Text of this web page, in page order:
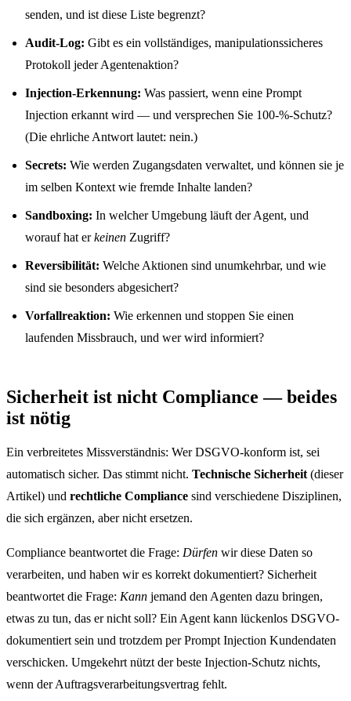
senden, und ist diese Liste begrenzt?
Audit-Log: Gibt es ein vollständiges, manipulationssicheres
Protokoll jeder Agentenaktion?
Injection-Erkennung: Was passiert, wenn eine Prompt
Injection erkannt wird — und versprechen Sie 100-%-Schutz?
(Die ehrliche Antwort lautet: nein.)
Secrets: Wie werden Zugangsdaten verwaltet, und können sie je
im selben Kontext wie fremde Inhalte landen?
Sandboxing: In welcher Umgebung läuft der Agent, und
worauf hat erkeinen Zugriff?
Reversibilität: Welche Aktionen sind unumkehrbar, und wie
sind sie besonders abgesichert?
Vorfallreaktion: Wie erkennen und stoppen Sie einen
laufenden Missbrauch, und wer wird informiert?
Sicherheit ist nicht Compliance — beides
ist nötig
Ein verbreitetes Missverständnis: Wer DSGVO-konform ist, sei
automatisch sicher. Das stimmt nicht. Technische Sicherheit (dieser
Artikel) und rechtliche Compliance sind verschiedene Disziplinen,
die sich ergänzen, aber nicht ersetzen.
Compliance beantwortet die Frage: Dürfen wir diese Daten so
verarbeiten, und haben wir es korrekt dokumentiert? Sicherheit
beantwortet die Frage: Kann jemand den Agenten dazu bringen,
etwas zu tun, das er nicht soll? Ein Agent kann lückenlos DSGVO-
dokumentiert sein und trotzdem per Prompt Injection Kundendaten
verschicken. Umgekehrt nützt der beste Injection-Schutz nichts,
wenn der Auftragsverarbeitungsvertrag fehlt.